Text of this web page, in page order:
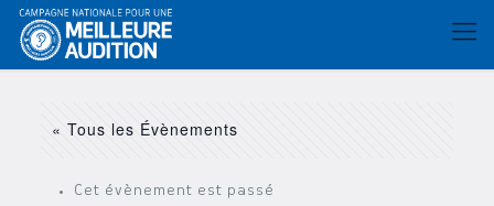
« Tous les Évènements
Cet évènement est passé